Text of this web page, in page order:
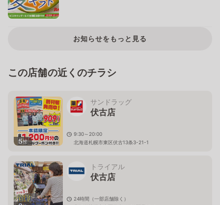
お知らせをもっと見る
この店舗の近くのチラシ
5枚
サンドラッグ
伏古店
9:30～20:00
北海道札幌市東区伏古13条3-21-1
トライアル
伏古店
24時間（一部店舗除く）